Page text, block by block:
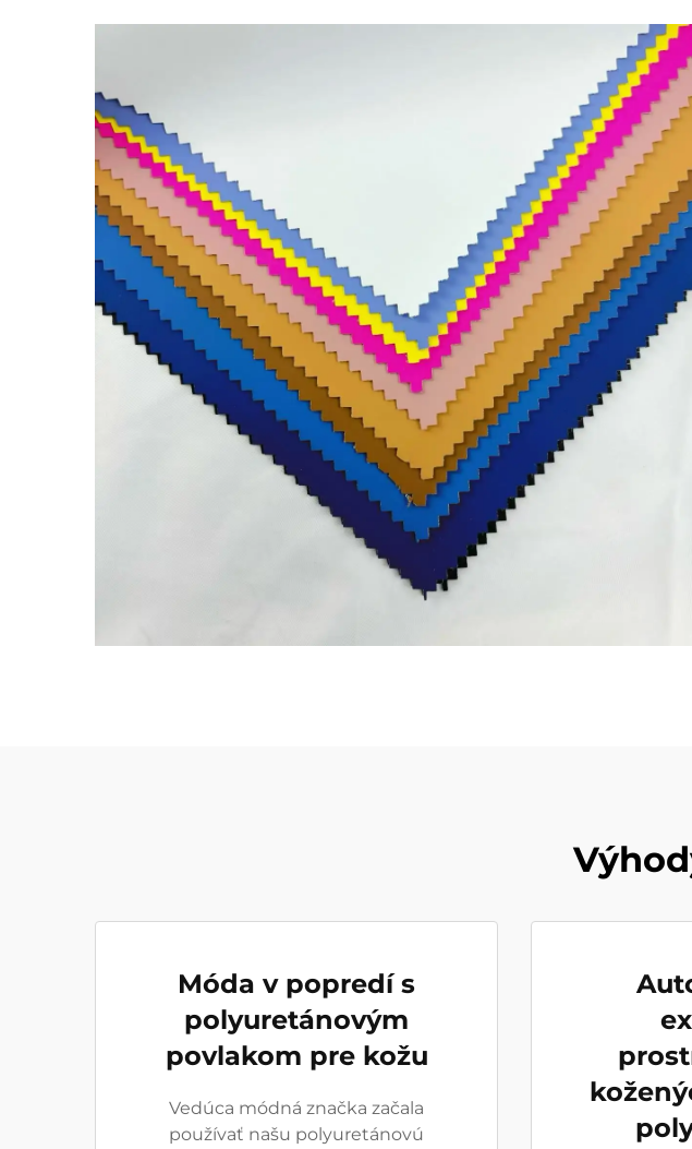
Móda v popredí s
polyuretánovým
povlakom pre kožu
Vedúca módná značka začala
používať našu polyuretánovú